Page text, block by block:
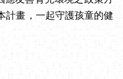
計畫，一起守護孩童的健